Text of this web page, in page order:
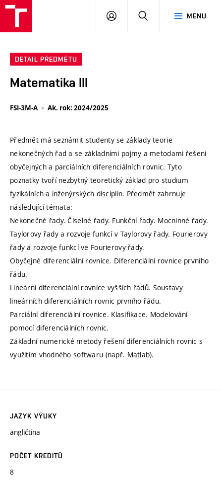
MENU
PŘIHLÁSIT
DETAIL PŘEDMĚTU
Matematika III
FSI-3M-A Ak. rok: 2024/2025
Předmět má seznámit studenty se základy teorie
nekonečných řad a se základními pojmy a metodami řešení
obyčejných a parciálních diferenciálních rovnic. Tyto
poznatky tvoří nezbytný teoretický základ pro studium
fyzikálních a inženýrských disciplin. Předmět zahrnuje
následující témata:
Nekonečné řady. Číselné řady. Funkční řady. Mocninné řady.
Taylorovy řady a rozvoje funkcí v Taylorovy řady. Fourierovy
řady a rozvoje funkcí ve Fourierovy řady.
Obyčejné diferenciální rovnice. Diferenciální rovnice prvního
řádu.
Lineární diferenciální rovnice vyšších řádů. Soustavy
lineárních diferenciálních rovnic prvního řádu.
Parciální diferenciální rovnice. Klasifikace. Modelování
pomocí diferenciálních rovnic.
Základní numerické metody řešení diferenciálních rovnic s
využitím vhodného softwaru (např. Matlab).
JAZYK VÝUKY
angličtina
POČET KREDITŮ
8